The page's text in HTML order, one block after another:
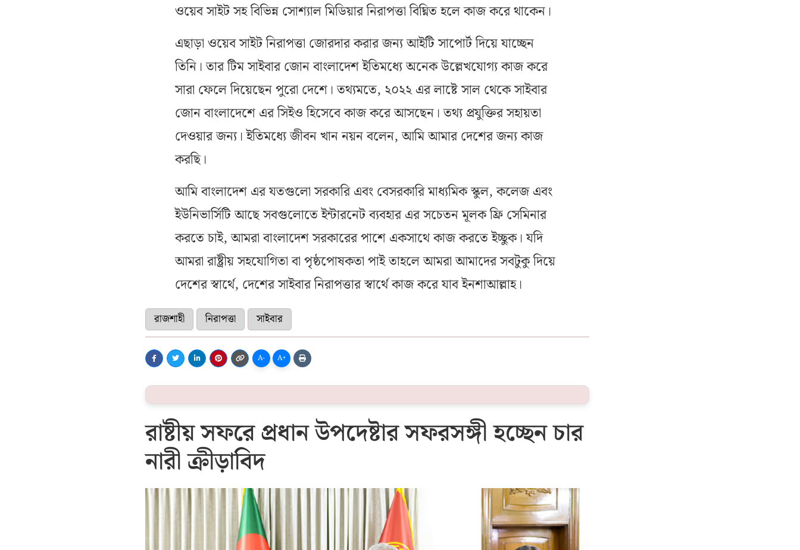
ওয়েব সাইট সহ বিভিন্ন সোশ্যাল মিডিয়ার নিরাপত্তা বিঘ্নিত হলে কাজ করে থাকেন।
এছাড়া ওয়েব সাইট নিরাপত্তা জোরদার করার জন্য আইটি সাপোর্ট দিয়ে যাচ্ছেন
তিনি। তার টিম সাইবার জোন বাংলাদেশ ইতিমধ্যে অনেক উল্লেখযোগ্য কাজ করে
সারা ফেলে দিয়েছেন পুরো দেশে। তথ্যমতে, ২০২২ এর লাষ্টে সাল থেকে সাইবার
জোন বাংলাদেশে এর সিইও হিসেবে কাজ করে আসছেন। তথ্য প্রযুক্তির সহায়তা
দেওয়ার জন্য। ইতিমধ্যে জীবন খান নয়ন বলেন, আমি আমার দেশের জন্য কাজ
করছি।
আমি বাংলাদেশ এর যতগুলো সরকারি এবং বেসরকারি মাধ্যমিক স্কুল, কলেজ এবং
ইউনিভার্সিটি আছে সবগুলোতে ইন্টারনেট ব্যবহার এর সচেতন মূলক ফ্রি সেমিনার
করতে চাই, আমরা বাংলাদেশ সরকারের পাশে একসাথে কাজ করতে ইচ্ছুক। যদি
আমরা রাষ্ট্রীয় সহযোগিতা বা পৃষ্ঠপোষকতা পাই তাহলে আমরা আমাদের সবটুকু দিয়ে
দেশের স্বার্থে, দেশের সাইবার নিরাপত্তার স্বার্থে কাজ করে যাব ইনশাআল্লাহ।
রাজশাহী নিরাপত্তা সাইবার
A- A+
রাষ্টীয় সফরে প্রধান উপদেষ্টার সফরসঙ্গী হচ্ছেন চার
নারী ক্রীড়াবিদ